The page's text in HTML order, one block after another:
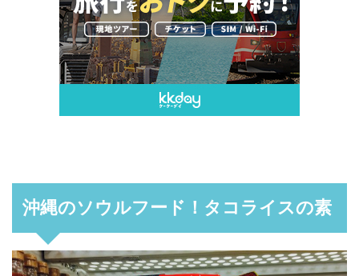
沖縄のソウルフード！タコライスの素